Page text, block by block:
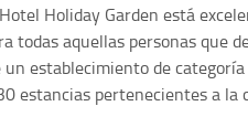
Holiday Garden está
todas aquellas personas que
un establecimiento de
estancias pertenecientes a la